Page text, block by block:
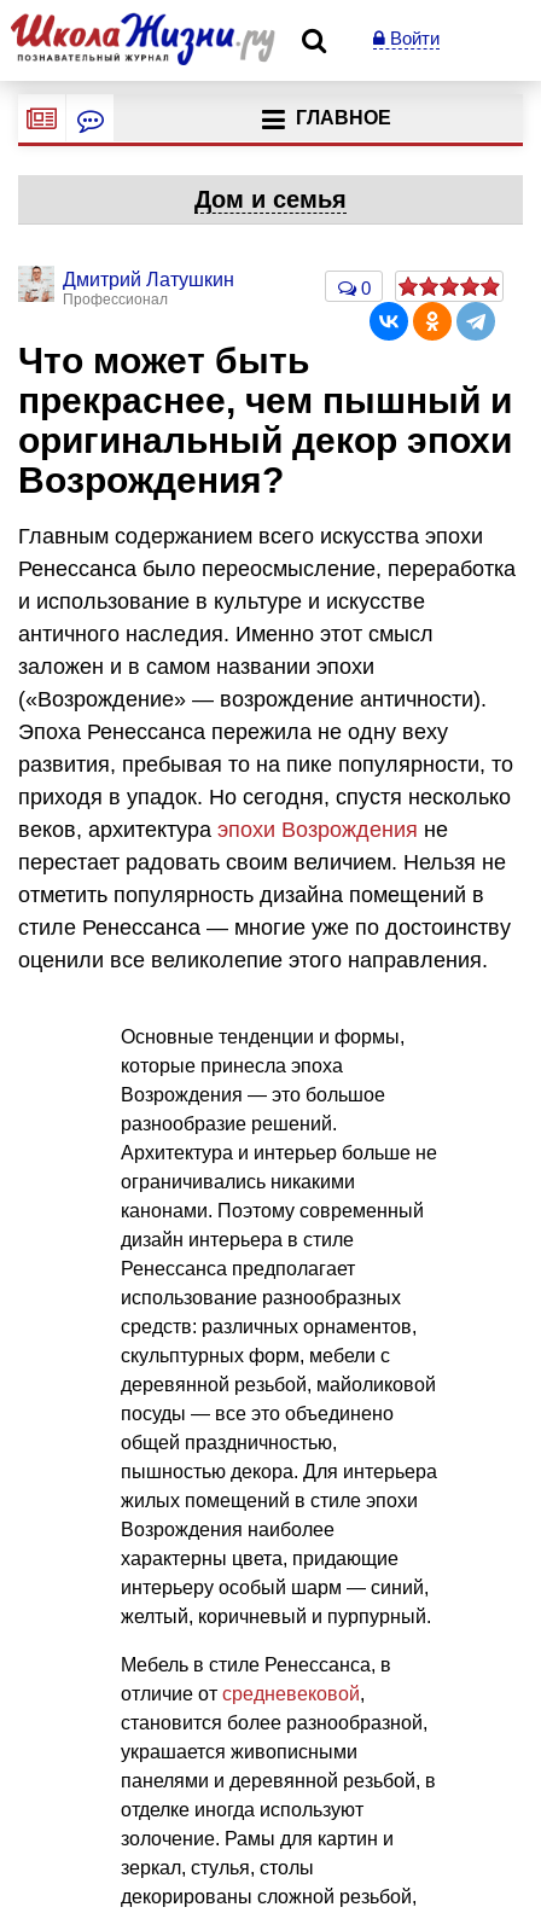
Войти
ГЛАВНОЕ
Дом и семья
Дмитрий Латушкин
Профессионал
0
Что может быть
прекраснее, чем пышный и
оригинальный декор эпохи
Возрождения?
Главным содержанием всего искусства эпохи
Ренессанса было переосмысление, переработка
и использование в культуре и искусстве
античного наследия. Именно этот смысл
заложен и в самом названии эпохи
(«Возрождение» — возрождение античности).
Эпоха Ренессанса пережила не одну веху
развития, пребывая то на пике популярности, то
приходя в упадок. Но сегодня, спустя несколько
веков, архитектура эпохи Возрождения не
перестает радовать своим величием. Нельзя не
отметить популярность дизайна помещений в
стиле Ренессанса — многие уже по достоинству
оценили все великолепие этого направления.
Основные тенденции и формы,
которые принесла эпоха
Возрождения — это большое
разнообразие решений.
Архитектура и интерьер больше не
ограничивались никакими
канонами. Поэтому современный
дизайн интерьера в стиле
Ренессанса предполагает
использование разнообразных
средств: различных орнаментов,
скульптурных форм, мебели с
деревянной резьбой, майоликовой
посуды — все это объединено
общей праздничностью,
пышностью декора. Для интерьера
жилых помещений в стиле эпохи
Возрождения наиболее
характерны цвета, придающие
интерьеру особый шарм — синий,
желтый, коричневый и пурпурный.
Мебель в стиле Ренессанса, в
отличие от средневековой,
становится более разнообразной,
украшается живописными
панелями и деревянной резьбой, в
отделке иногда используют
золочение. Рамы для картин и
зеркал, стулья, столы
декорированы сложной резьбой,